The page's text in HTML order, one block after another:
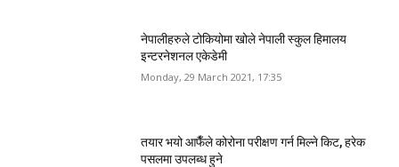
नेपालीहरुले टोकियोमा खोले नेपाली स्कुल हिमालय
इन्टरनेशनल एकेडेमी
Monday, 29 March 2021, 17:35
तयार भयो आफैँले कोरोना परीक्षण गर्न मिल्ने किट, हरेक
पसलमा उपलब्ध हुने